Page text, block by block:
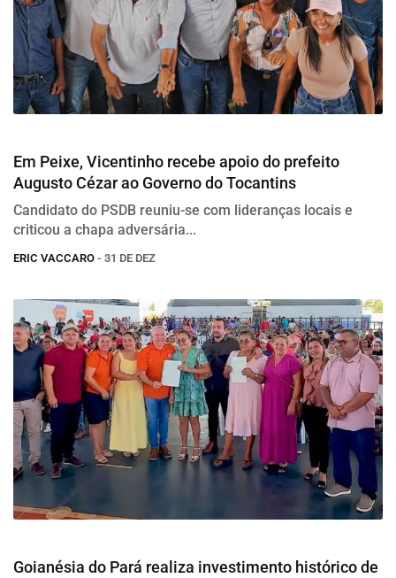
Em Peixe, Vicentinho recebe apoio do prefeito
Augusto Cézar ao Governo do Tocantins
Candidato do PSDB reuniu-se com lideranças locais e
criticou a chapa adversária...
ERIC VACCARO - 31 DE DEZ
Goianésia do Pará realiza investimento histórico de